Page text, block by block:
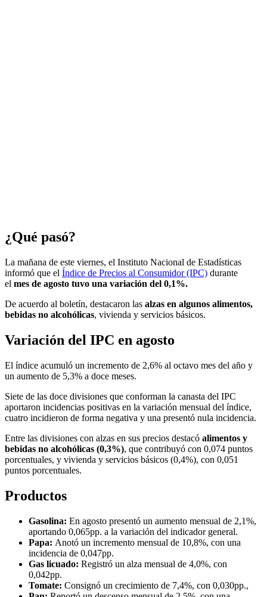
¿Qué pasó?
La mañana de este viernes, el Instituto Nacional de Estadísticas
informó que el Índice de Precios al Consumidor (IPC) durante
el mes de agosto tuvo una variación del 0,1%.
De acuerdo al boletín, destacaron las alzas en algunos alimentos,
bebidas no alcohólicas, vivienda y servicios básicos.
Variación del IPC en agosto
El índice acumuló un incremento de 2,6% al octavo mes del año y
un aumento de 5,3% a doce meses.
Siete de las doce divisiones que conforman la canasta del IPC
aportaron incidencias positivas en la variación mensual del índice,
cuatro incidieron de forma negativa y una presentó nula incidencia.
Entre las divisiones con alzas en sus precios destacó alimentos y
bebidas no alcohólicas (0,3%), que contribuyó con 0,074 puntos
porcentuales, y vivienda y servicios básicos (0,4%), con 0,051
puntos porcentuales.
Productos
Gasolina: En agosto presentó un aumento mensual de 2,1%,
aportando 0,065pp. a la variación del indicador general.
Papa: Anotó un incremento mensual de 10,8%, con una
incidencia de 0,047pp.
Gas licuado: Registró un alza mensual de 4,0%, con
0,042pp.
Tomate: Consignó un crecimiento de 7,4%, con 0,030pp.,